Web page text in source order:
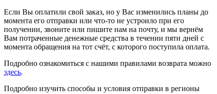
Если Вы оплатили свой заказ, но у Вас изменились планы до
момента его отправки или что-то не устроило при его
получении, звоните или пишите нам на почту, и мы вернём
Вам потраченные денежные средства в течении пяти дней с
момента обращения на тот счёт, с которого поступила оплата.
Подробно ознакомиться с нашими правилами возврата можно
здесь.
Подробно изучить способы и условия отправки в регионы